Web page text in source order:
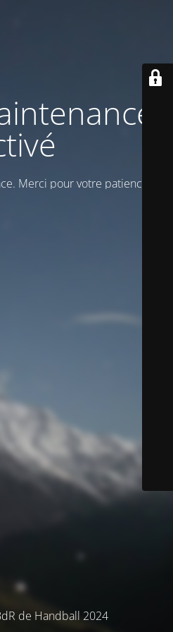
Merci pour votre patience!
de Handball 2024